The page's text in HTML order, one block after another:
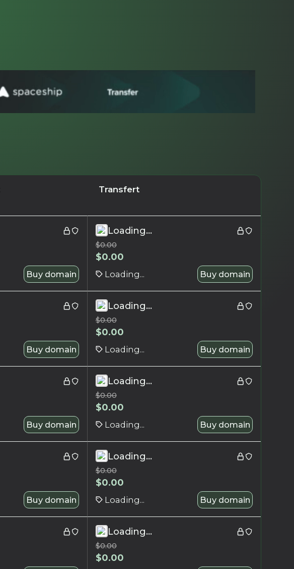
Transfert
Buy domain
Loading...
$0.00
$0.00
Loading... Buy domain
Buy domain
Loading...
$0.00
$0.00
Loading... Buy domain
Buy domain
Loading...
$0.00
$0.00
Loading... Buy domain
Buy domain
Loading...
$0.00
$0.00
Loading... Buy domain
Loading...
$0.00
$0.00